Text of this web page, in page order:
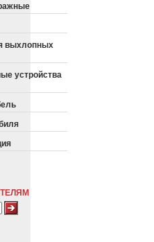
выхлопных
устройства